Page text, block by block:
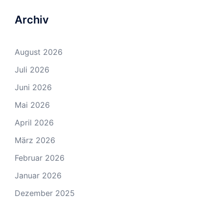
Archiv
August 2026
Juli 2026
Juni 2026
Mai 2026
April 2026
März 2026
Februar 2026
Januar 2026
Dezember 2025